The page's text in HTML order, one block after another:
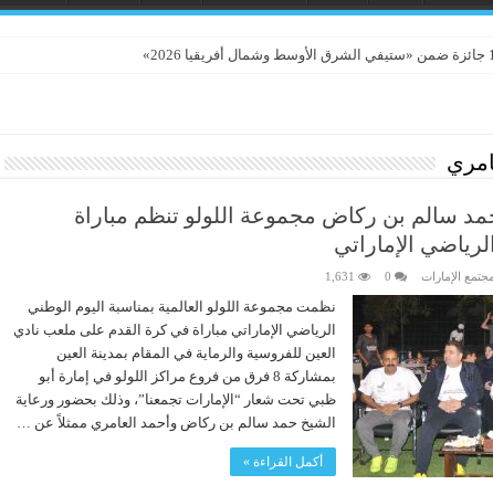
بالمغرب: نحو نموذج وطني للقيادة البيئية المستدامة
سالم بن ركاض مجموعة اللولو تنظم مباراة
الإماراتي
مجتمع الإمارات 0
1,631
نظمت مجموعة اللولو العالمية بمناسبة اليوم الوطني
الرياضي الإماراتي مباراة في كرة القدم على ملعب نادي
العين للفروسية والرماية في المقام بمدينة العين
بمشاركة 8 فرق من فروع مراكز اللولو في إمارة أبو
ظبي تحت شعار “الإمارات تجمعنا”، وذلك بحضور ورعاية
الشيخ حمد سالم بن ركاض وأحمد العامري ممثلاً عن …
أكمل القراءة »